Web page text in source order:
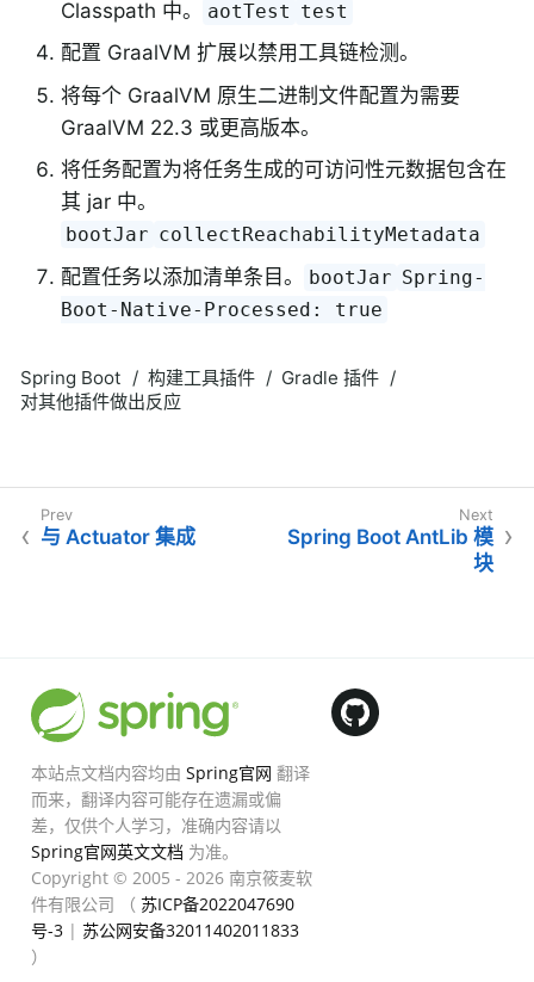
Classpath 中。
aotTest test
配置 GraalVM 扩展以禁用工具链检测。
将每个 GraalVM 原生二进制文件配置为需要
GraalVM 22.3 或更高版本。
将任务配置为将任务生成的可访问性元数据包含在
其 jar 中。
bootJar collectReachabilityMetadata
配置任务以添加清单条目。 bootJar Spring-
Boot-Native-Processed: true
Spring Boot 构建工具插件
Gradle 插件
对其他插件做出反应
与 Actuator 集成
Spring Boot AntLib 模
块
本站点文档内容均由 Spring官网 翻译
而来，翻译内容可能存在遗漏或偏
差，仅供个人学习，准确内容请以
Spring官网英文文档 为准。
Copyright © 2005 - 2026 南京筱麦软
件有限公司 （ 苏ICP备2022047690
号-3| 苏公网安备32011402011833
）